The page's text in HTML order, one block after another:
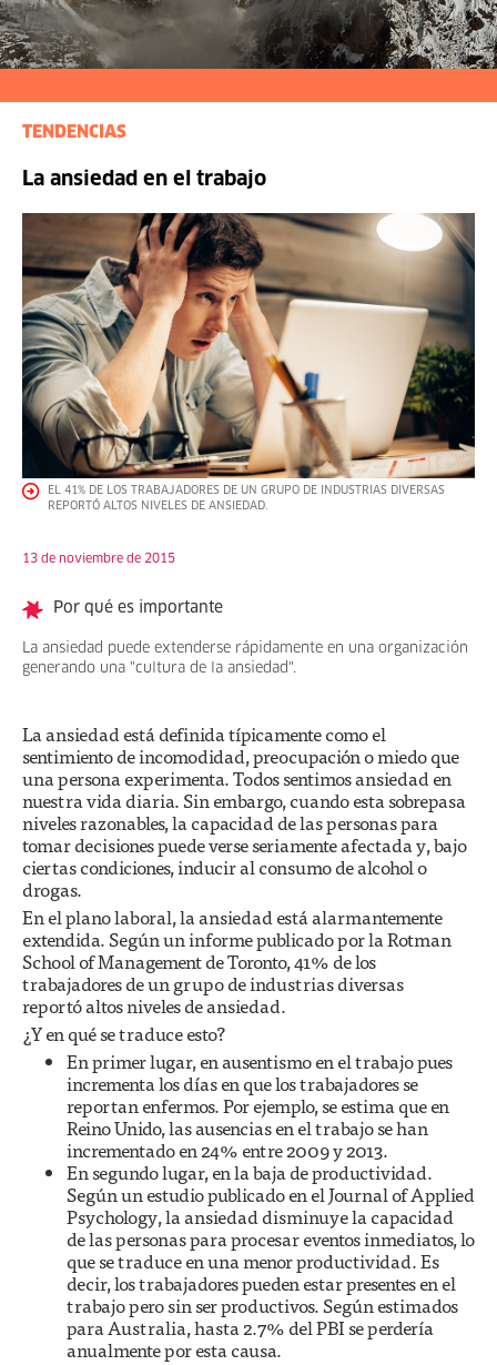
TENDENCIAS
La ansiedad en el trabajo
EL 41% DE LOS TRABAJADORES DE UN GRUPO DE INDUSTRIAS DIVERSAS
REPORTÓ ALTOS NIVELES DE ANSIEDAD.
13 de noviembre de 2015
Por qué es importante
La ansiedad puede extenderse rápidamente en una organización
generando una "cultura de la ansiedad".
La ansiedad está definida típicamente como el
sentimiento de incomodidad, preocupación o miedo que
una persona experimenta. Todos sentimos ansiedad en
nuestra vida diaria. Sin embargo, cuando esta sobrepasa
niveles razonables, la capacidad de las personas para
tomar decisiones puede verse seriamente afectada y, bajo
ciertas condiciones, inducir al consumo de alcohol o
drogas.
En el plano laboral, la ansiedad está alarmantemente
extendida. Según un informe publicado por la Rotman
School of Management de Toronto, 41% de los
trabajadores de un grupo de industrias diversas
reportó altos niveles de ansiedad.
¿Y en qué se traduce esto?
En primer lugar, en ausentismo en el trabajo pues
incrementa los días en que los trabajadores se
reportan enfermos. Por ejemplo, se estima que en
Reino Unido, las ausencias en el trabajo se han
incrementado en 24% entre 2009 y 2013.
En segundo lugar, en la baja de productividad.
Según un estudio publicado en el Journal of Applied
Psychology, la ansiedad disminuye la capacidad
de las personas para procesar eventos inmediatos, lo
que se traduce en una menor productividad. Es
decir, los trabajadores pueden estar presentes en el
trabajo pero sin ser productivos. Según estimados
para Australia, hasta 2.7% del PBI se perdería
anualmente por esta causa.